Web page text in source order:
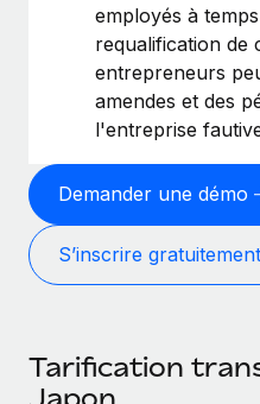
employés à
requalification de
entrepreneurs
amendes et des
l'entreprise
Demander une démo
S’inscrire gratuitement
Tarification
Japon